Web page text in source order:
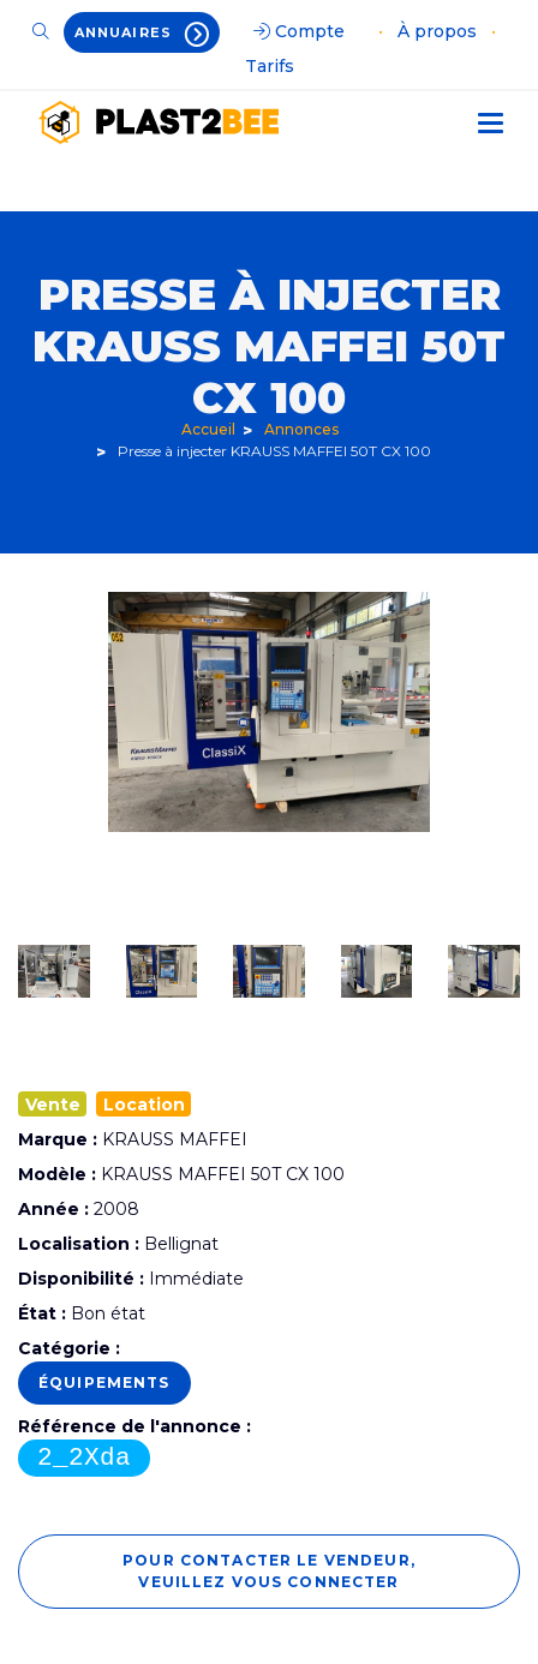
ANNUAIRES Compte • À propos
•
Tarifs
PRESSE À INJECTER
KRAUSS MAFFEI 50T
CX 100
Accueil
Annonces
Presse à injecter KRAUSS MAFFEI 50T CX 100
Vente
Location
Marque : KRAUSS MAFFEI
Modèle : KRAUSS MAFFEI 50T CX 100
Année : 2008
Localisation : Bellignat
Disponibilité : Immédiate
État : Bon état
Catégorie :
ÉQUIPEMENTS
Référence de l'annonce :
2_2Xda
POUR CONTACTER LE VENDEUR,
VEUILLEZ VOUS CONNECTER